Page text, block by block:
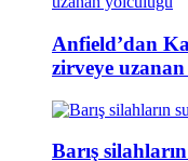
Anfield’dan
zirveye
Barış